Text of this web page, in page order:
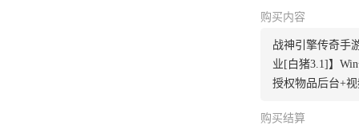
购买内容
战神引擎传奇手
业[白猪3.1]】
授权物品后台+
购买结算